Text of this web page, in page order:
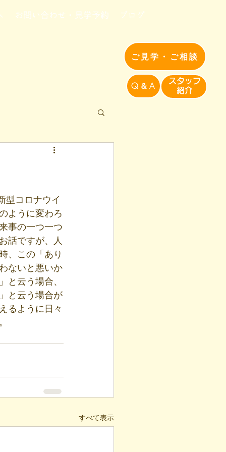
ご見学・ご相談
Q＆A
​スタッフ
紹介​
お問い合わせ・見学予約 ブログ
型コロナウイ
ように変わろ
事の一つ一つ
話ですが、人
、この「あり
ないと悪いか
と云う場合、
と云う場合が
るように日々
すべて表示